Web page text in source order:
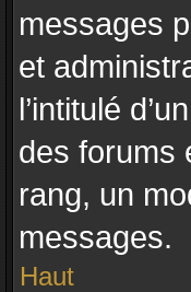
messages
et
l’intitulé
des forums
rang, un
messages.
Haut